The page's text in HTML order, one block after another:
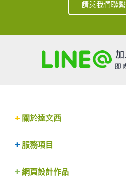
請與我們聯繫
關於達文西
服務項目
網頁設計作品